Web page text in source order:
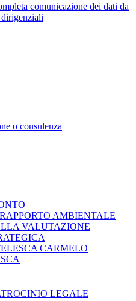
comunicazione dei dati da
o consulenza
AMBIENTALE
VALUTAZIONE
CARMELO
LEGALE